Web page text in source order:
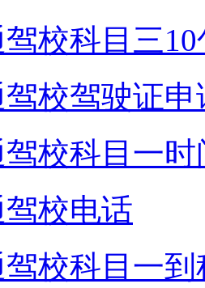
校科目三
校驾驶证
校科目一时
校电话
校科目一